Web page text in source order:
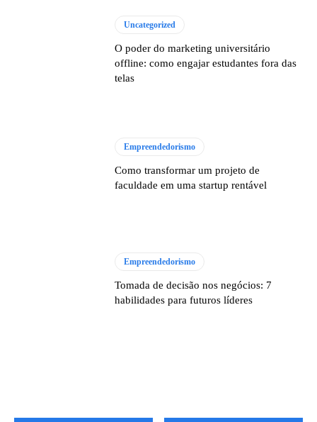
Uncategorized
O poder do marketing universitário
offline: como engajar estudantes fora das
telas
Empreendedorismo
Como transformar um projeto de
faculdade em uma startup rentável
Empreendedorismo
Tomada de decisão nos negócios: 7
habilidades para futuros líderes